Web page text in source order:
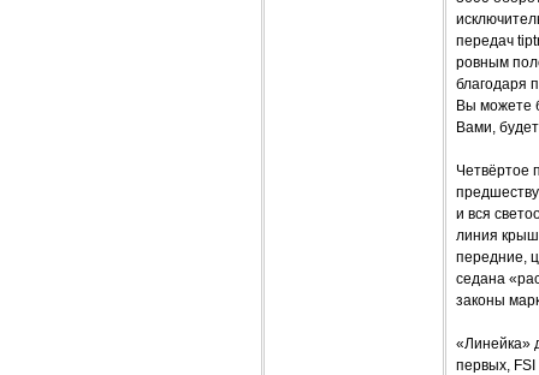
передач
ровным
благодаря
Вы можете
Вами,
Четвёртое
и вся
линия
передние,
седана
законы
«Линейка»
первых,